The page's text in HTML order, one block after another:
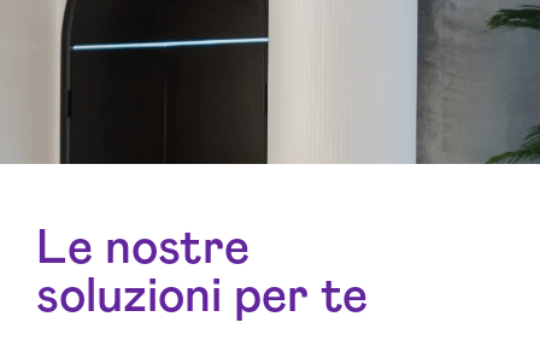
Le nostre
soluzioni per te